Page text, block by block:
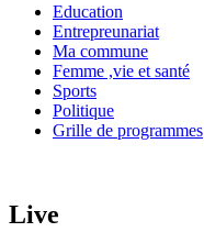
Education
Entrepreunariat
Ma commune
Femme ,vie et santé
Sports
Politique
Grille de programmes
Live